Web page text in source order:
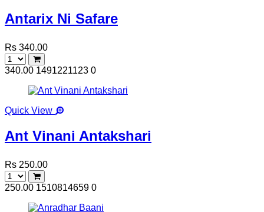
Antarix Ni Safare
Rs 340.00
340.00 1491221123 0
Quick View
Ant Vinani Antakshari
Rs 250.00
250.00 1510814659 0